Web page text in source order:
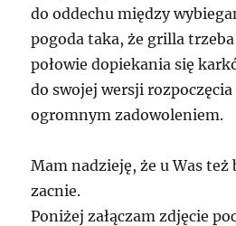
do oddechu między
pogoda taka, że grilla
połowie dopiekania się
do swojej wersji
ogromnym zadowoleniem.
Mam nadzieję, że u Was też
zacnie.
Poniżej załączam zdjęcie